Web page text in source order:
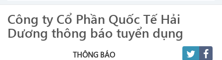
Công ty Cổ Phần Quốc Tế Hải
Dương thông báo tuyển dụng
THÔNG BÁO